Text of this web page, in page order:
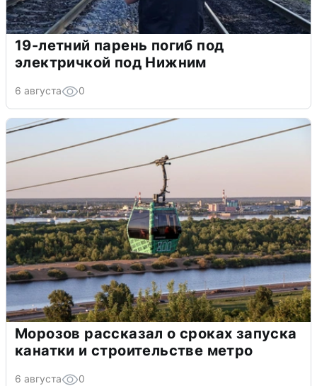
19-летний парень погиб под
электричкой под Нижним
6 августа 0
Морозов рассказал о сроках запуска
канатки и строительстве метро
6 августа 0